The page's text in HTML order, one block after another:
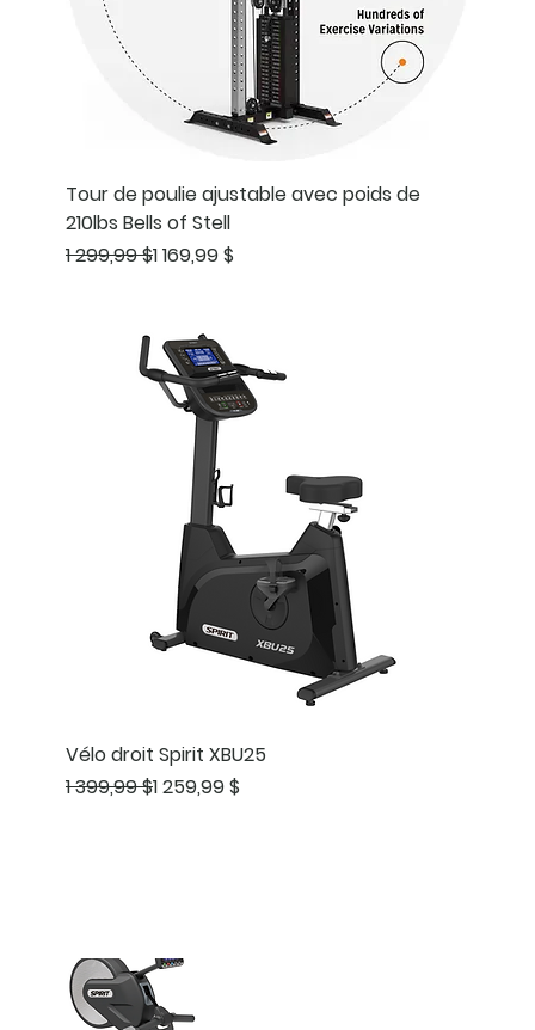
Tour de poulie ajustable avec poids de
210lbs Bells of Stell
Prix original
1 299,99 $
Prix promotionnel
1 169,99 $
Vélo droit Spirit XBU25
Prix original
1 399,99 $
Prix promotionnel
1 259,99 $